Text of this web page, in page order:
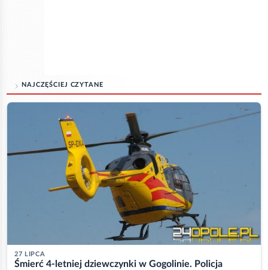
NAJCZĘŚCIEJ CZYTANE
27 LIPCA
Śmierć 4-letniej dziewczynki w Gogolinie. Policja